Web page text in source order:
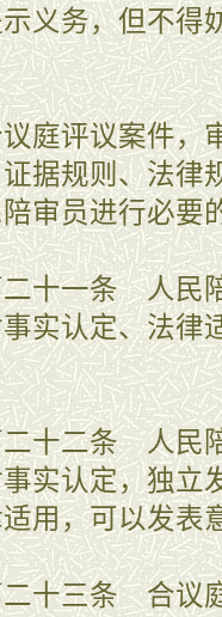
义务，但不得
评议案件，审
据规则、法律
审员进行必要
一条 人民陪
实认定、法律
二条 人民陪
实认定，独立
用，可以发表
三条 合议庭